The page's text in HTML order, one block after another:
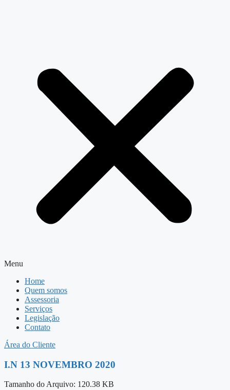
Menu
Home
Quem somos
Assessoria
Serviços
Legislação
Contato
Área do Cliente
I.N 13 NOVEMBRO 2020
Tamanho do Arquivo: 120.38 KB